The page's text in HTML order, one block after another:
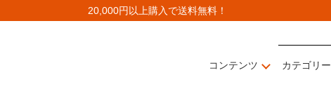
20,000円以上購入で送料無料！
コンテンツ カテゴリー